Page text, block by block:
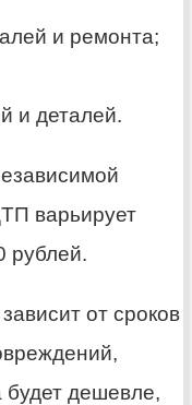
и ремонта;
и деталей.
варьирует
рублей.
от сроков
будет дешевле,